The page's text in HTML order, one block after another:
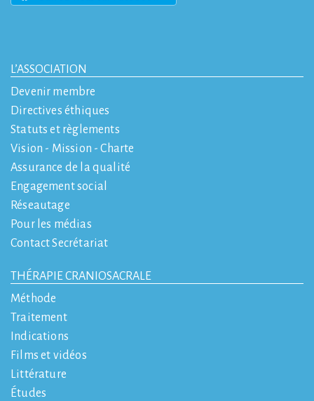
L’ASSOCIATION
Devenir membre
Directives éthiques
Statuts et règlements
Vision - Mission - Charte
Assurance de la qualité
Engagement social
Réseautage
Pour les médias
Contact Secrétariat
THÉRAPIE CRANIOSACRALE
Méthode
Traitement
Indications
Films et vidéos
Littérature
Études